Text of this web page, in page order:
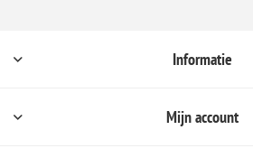
Informatie
Mijn account